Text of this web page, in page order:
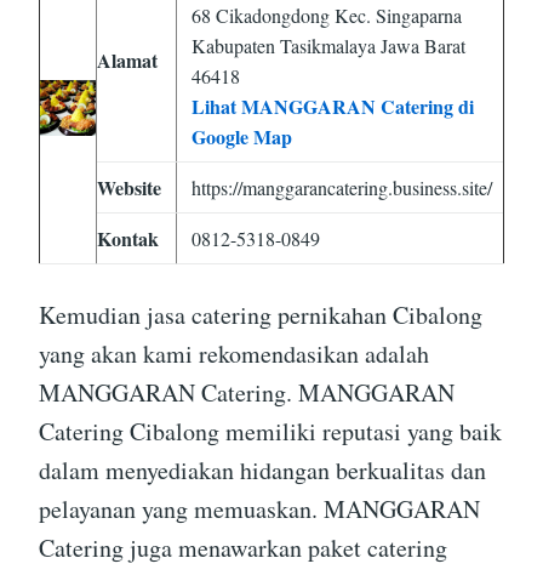
Alamat
68 Cikadongdong Kec. Singaparna
Kabupaten Tasikmalaya Jawa Barat
46418
Lihat MANGGARAN Catering di
Google Map
Website
https://manggarancatering.business.site/
Kontak 0812-5318-0849
Kemudian jasa catering pernikahan Cibalong
yang akan kami rekomendasikan adalah
MANGGARAN Catering. MANGGARAN
Catering Cibalong memiliki reputasi yang baik
dalam menyediakan hidangan berkualitas dan
pelayanan yang memuaskan. MANGGARAN
Catering juga menawarkan paket catering